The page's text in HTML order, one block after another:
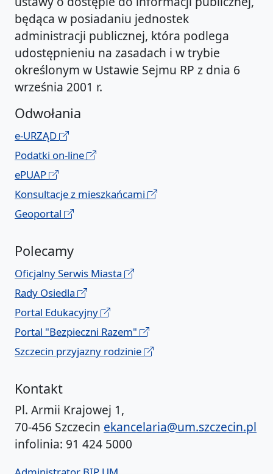
będąca w posiadaniu jednostek
administracji publicznej, która podlega
udostępnieniu na zasadach i w trybie
określonym w Ustawie Sejmu RP z dnia 6
września 2001 r.
Odwołania
e-URZĄD
Podatki on-line
ePUAP
Konsultacje z mieszkańcami
Geoportal
Polecamy
Oficjalny Serwis Miasta
Rady Osiedla
Portal Edukacyjny
Portal "Bezpieczni Razem"
Szczecin przyjazny rodzinie
Kontakt
Pl. Armii Krajowej 1,
70-456 Szczecin ekancelaria@um.szczecin.pl
infolinia: 91 424 5000